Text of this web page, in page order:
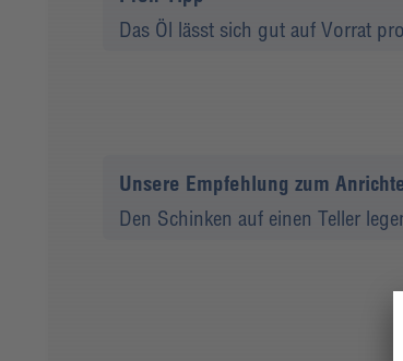
Das Öl lässt sich gut auf Vorrat
Unsere Empfehlung zum
Den Schinken auf einen Teller